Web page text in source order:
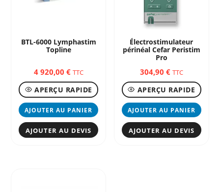
BTL-6000 Lymphastim
Topline
4 920,00 € TTC
APERÇU RAPIDE
AJOUTER AU PANIER
AJOUTER AU DEVIS
Électrostimulateur
périnéal Cefar Peristim
Pro
304,90 € TTC
APERÇU RAPIDE
AJOUTER AU PANIER
AJOUTER AU DEVIS